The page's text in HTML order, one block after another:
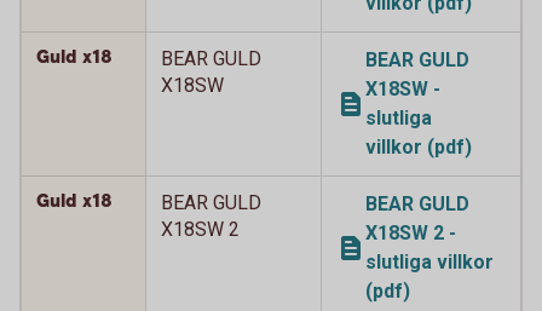
Guld x18
BEAR GULD
X18SW
BEAR GULD
X18SW -
slutliga
villkor (pdf)
Guld x18
BEAR GULD
X18SW 2
BEAR GULD
X18SW 2 -
slutliga villkor
(pdf)